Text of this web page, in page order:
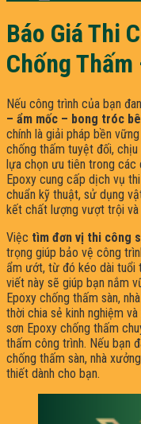
Báo Giá Thi
Chống
Nếu công trình của bạn
– ẩm mốc – bong tróc
chính là giải pháp bền
chống thấm tuyệt đối,
lựa chọn ưu tiên trong các
Epoxy cung cấp dịch vụ
chuẩn kỹ thuật, sử dụng
kết chất lượng vượt trội và
Việc tìm đơn vị thi công
trọng giúp bảo vệ công
ẩm ướt, từ đó kéo dài tuổi
viết này sẽ giúp bạn nắm
Epoxy chống thấm sàn,
thời chia sẻ kinh nghiệm
sơn Epoxy chống thấm
thấm công trình. Nếu bạn
chống thấm sàn, nhà
thiết dành cho bạn.